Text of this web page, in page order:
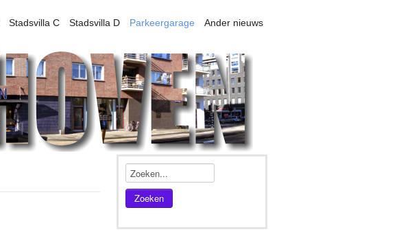
Stadsvilla C Stadsvilla D Parkeergarage Ander nieuws
Zoeken